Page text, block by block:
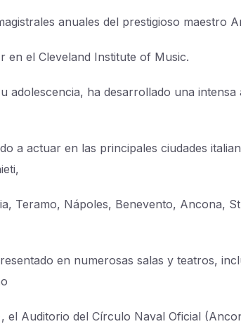
anuales del prestigioso maestro
en el Cleveland Institute of Music.
adolescencia, ha desarrollado una
a actuar en las principales ciudades
Teramo, Nápoles, Benevento, Ancona,
en numerosas salas y teatros,
el Auditorio del Círculo Naval Oficial